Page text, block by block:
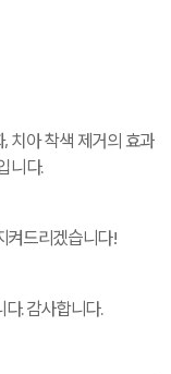
치아 착색 제거의 효과
니다.
켜드리겠습니다!
다. 감사합니다.